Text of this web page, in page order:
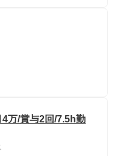
万/賞与2回/7.5h勤